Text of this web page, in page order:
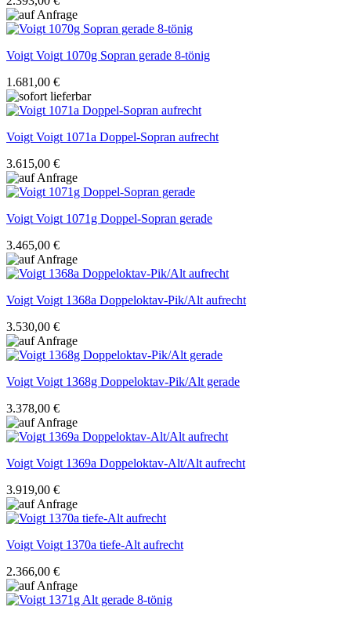
VoigtVoigt 1070g Sopran gerade 8-tönig
1.681,00 €
VoigtVoigt 1071a Doppel-Sopran aufrecht
3.615,00 €
VoigtVoigt 1071g Doppel-Sopran gerade
3.465,00 €
VoigtVoigt 1368a Doppeloktav-Pik/Alt aufrecht
3.530,00 €
VoigtVoigt 1368g Doppeloktav-Pik/Alt gerade
3.378,00 €
VoigtVoigt 1369a Doppeloktav-Alt/Alt aufrecht
3.919,00 €
VoigtVoigt 1370a tiefe-Alt aufrecht
2.366,00 €